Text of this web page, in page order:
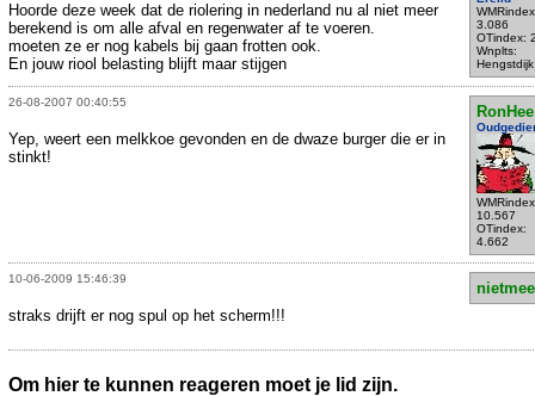
3.086
OTindex:
Wnplts:
Hengstdijk
Hoorde deze week dat de riolering in nederland nu al niet meer
berekend is om alle afval en regenwater af te voeren.
moeten ze er nog kabels bij gaan frotten ook.
En jouw riool belasting blijft maar stijgen
26-08-2007 00:40:55
RonHee
10.567
OTindex:
4.662
Yep, weert een melkkoe gevonden en de dwaze burger die er in
stinkt!
10-06-2009 15:46:39
straks drijft er nog spul op het scherm!!!
Om hier te kunnen reageren moet je lid zijn.